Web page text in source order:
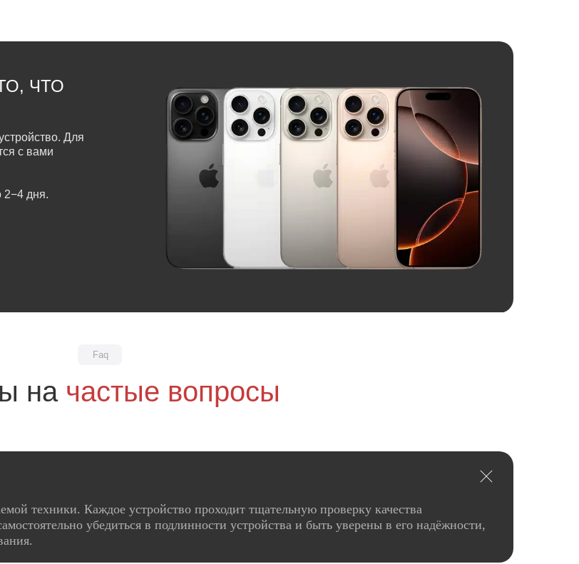
Для
с вами
2−4 дня.
ЧТО
на частые вопросы
Faq
техники. Каждое устройство проходит тщательную проверку качества
убедиться в подлинности устройства и быть уверены в его надёжности,